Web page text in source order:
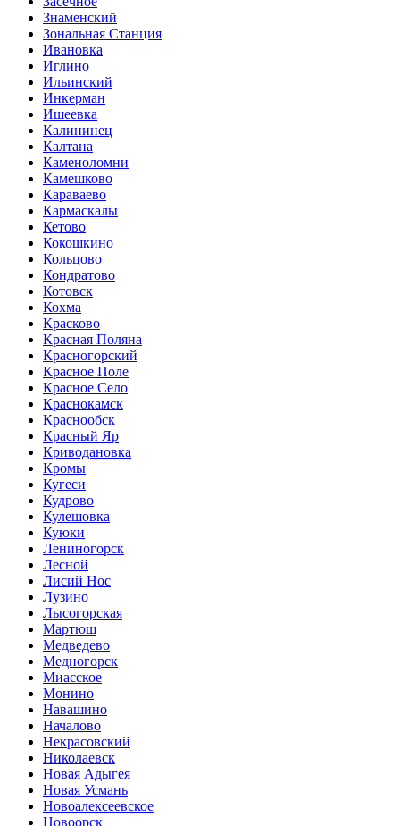
Знаменский
Зональная Станция
Ивановка
Иглино
Ильинский
Инкерман
Ишеевка
Калининец
Калтана
Каменоломни
Камешково
Караваево
Кармаскалы
Кетово
Кокошкино
Кольцово
Кондратово
Котовск
Кохма
Красково
Красная Поляна
Красногорский
Красное Поле
Красное Село
Краснокамск
Краснообск
Красный Яр
Криводановка
Кромы
Кугеси
Кудрово
Кулешовка
Куюки
Лениногорск
Лесной
Лисий Нос
Лузино
Лысогорская
Мартюш
Медведево
Медногорск
Миасское
Монино
Навашино
Началово
Некрасовский
Николаевск
Новая Адыгея
Новая Усмань
Новоалексеевское
Новоорск